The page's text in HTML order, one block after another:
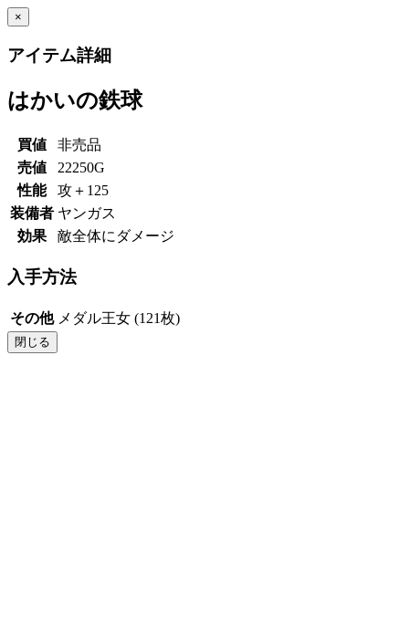
×
アイテム詳細
はかいの鉄球
買値
非売品
売値
22250G
性能
攻＋125
装備者 ヤンガス
効果
敵全体にダメージ
入手方法
その他 メダル王女 (121枚)
閉じる